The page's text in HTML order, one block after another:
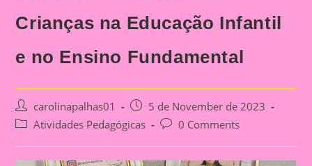
Crianças na Educação Infantil
e no Ensino Fundamental
Post
author:
carolinapalhas01
Post
published:
5 de November de 2023
PostAtividades Pedagógicas
Post0 Comments